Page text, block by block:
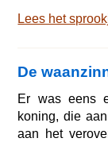
kreeg hij er
en die leidde
ging elke
Hij
bankbiljetten
Lees het
De
Er was eens
koning, die
aan het